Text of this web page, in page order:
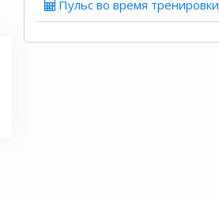
Пульс во время тренировки